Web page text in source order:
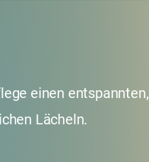
einen entspannten,
Lächeln.